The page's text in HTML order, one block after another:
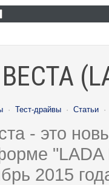
· Тест-драйвы · Статьи ·
- это
"LADA
2015